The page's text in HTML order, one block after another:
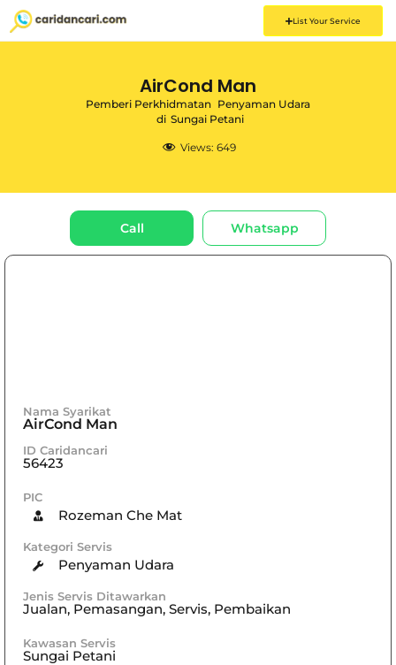
List Your Service
AirCond Man
Pemberi Perkhidmatan Penyaman Udara
di Sungai Petani
Views: 649
Call Whatsapp
Nama Syarikat
AirCond Man
ID Caridancari
56423
PIC
Rozeman Che Mat
Kategori Servis
Penyaman Udara
Jenis Servis Ditawarkan
Jualan, Pemasangan, Servis, Pembaikan
Kawasan Servis
Sungai Petani